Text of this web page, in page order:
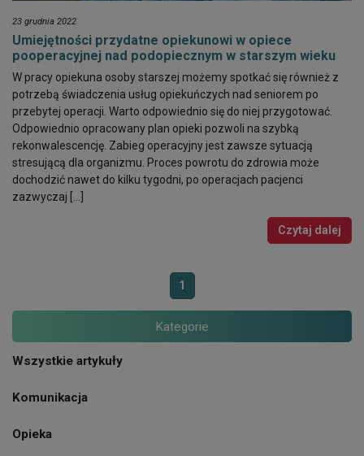
23 grudnia 2022
Umiejętności przydatne opiekunowi w opiece
pooperacyjnej nad podopiecznym w starszym wieku
W pracy opiekuna osoby starszej możemy spotkać się również z
potrzebą świadczenia usług opiekuńczych nad seniorem po
przebytej operacji. Warto odpowiednio się do niej przygotować.
Odpowiednio opracowany plan opieki pozwoli na szybką
rekonwalescencję. Zabieg operacyjny jest zawsze sytuacją
stresującą dla organizmu. Proces powrotu do zdrowia może
dochodzić nawet do kilku tygodni, po operacjach pacjenci
zazwyczaj […]
Czytaj dalej
1
Kategorie
Wszystkie artykuły
Komunikacja
Opieka